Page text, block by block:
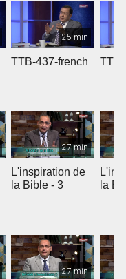
25 min
TTB-437-french
27 min
L'inspiration de
la Bible - 3
la
27 min